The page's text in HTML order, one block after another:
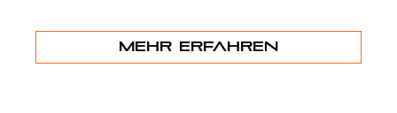
Mehr erfahren